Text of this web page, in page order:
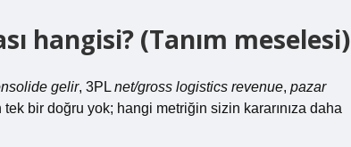
hangisi? (Tanım meselesi)
gelir, 3PL net/gross logistics revenue, pazar
bir doğru yok; hangi metriğin sizin kararınıza daha